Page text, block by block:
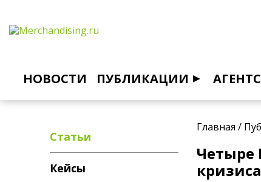
НОВОСТИ ПУБЛИКАЦИИ
Главная /
Четыре
Статьи
Кейсы